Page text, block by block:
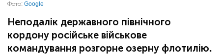
Фото: Google
Неподалік державного північного
кордону російське військове
командування розгорне озерну флотилію.